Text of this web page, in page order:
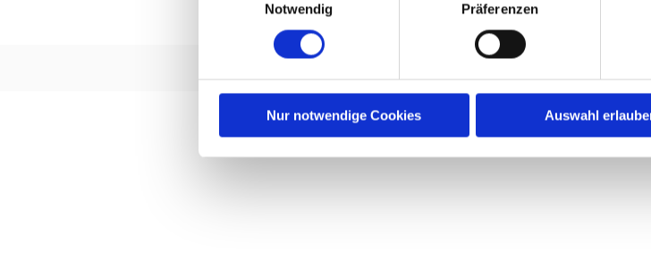
Notwendig
Präferenzen
Nur notwendige Cookies Auswahl
Impressum | powered